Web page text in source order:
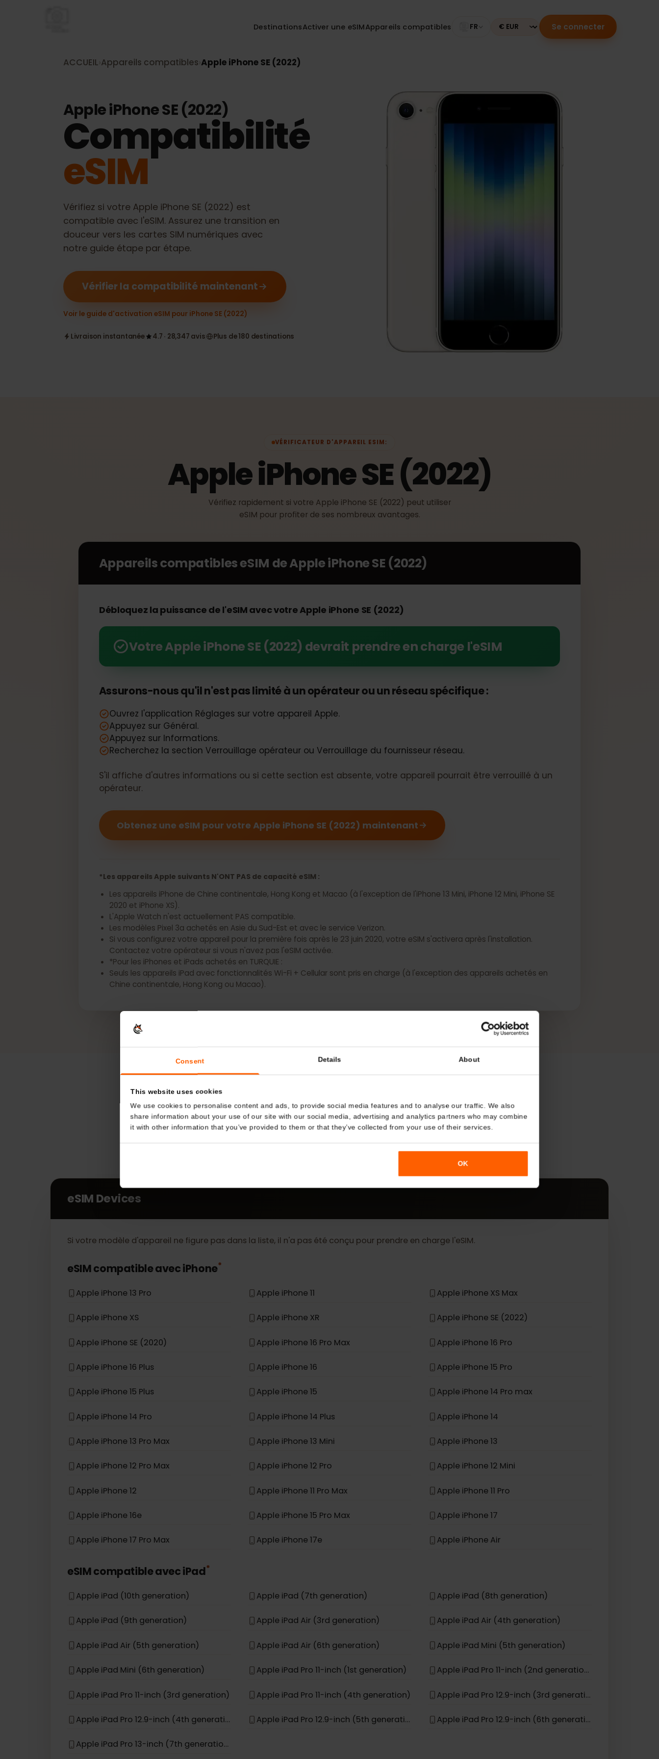
Consent Details About
We use cookies to personalise content and ads, to provide social media features and to analyse our traffic. We also
share information about your use of our site with our social media, advertising and analytics partners who may combine
it with other information that you’ve provided to them or that they’ve collected from your use of their services.
DestinationsActiver une eSIMAppareils compatibles FR Currency Se connecter
ACCUEIL›Appareils compatibles›Apple iPhone SE (2022)
Apple iPhone SE (2022)
Compatibilité
eSIM
Vérifiez si votre Apple iPhone SE (2022)est
compatible avec l'eSIM. Assurez une transition en
douceur vers les cartes SIM numériques avec
Vérifier la compatibilité maintenant
VÉRIFICATEUR D'APPAREIL ESIM:
Apple iPhone SE (2022)
eSIM pour profiter de ses nombreux avantages.
Débloquez la puissance de l'eSIM avec votre Apple iPhone SE (2022)
Assurons-nous qu'il n'est pas limité à un opérateur ou un réseau spécifique :
Ouvrez l'application Réglages sur votre appareil Apple.
Appuyez sur Informations.
Recherchez la section Verrouillage opérateur ou Verrouillage du fournisseur réseau.
S'il affiche d'autres informations ou si cette section est absente, votre appareil pourrait être verrouillé à un
opérateur.
*Les appareils Apple suivants N'ONT PAS de capacité eSIM :
Les appareils iPhone de Chine continentale, Hong Kong et Macao (à l'exception de l'iPhone 13 Mini, iPhone 12 Mini, iPhone SE
2020 et iPhone XS).
L'Apple Watch n'est actuellement PAS compatible.
Les modèles Pixel 3a achetés en Asie du Sud-Est et avec le service Verizon.
Si vous configurez votre appareil pour la première fois après le 23 juin 2020, votre eSIM s'activera après l'installation.
*Pour les iPhones et iPads achetés en TURQUIE :
Seuls les appareils iPad avec fonctionnalités Wi-Fi + Cellular sont pris en charge (à l'exception des appareils achetés en
Chine continentale, Hong Kong ou Macao).
eSIM Devices
Our eSIM cards also work with the following devices.
eSIM Devices
eSIM compatible avec
Apple iPhone 13 Pro Apple iPhone 11 Apple iPhone XS Max
Apple iPhone XS Apple iPhone XR Apple iPhone SE (2022)
Apple iPhone SE (2020) Apple iPhone 16 Pro Max Apple iPhone 16 Pro
Apple iPhone 16 Plus Apple iPhone 16 Apple iPhone 15 Pro
Apple iPhone 15 Plus Apple iPhone 15 Apple iPhone 14 Pro max
Apple iPhone 14 Pro Apple iPhone 14 Plus Apple iPhone 14
Apple iPhone 13 Pro Max Apple iPhone 13 Mini Apple iPhone 13
Apple iPhone 12 Pro Max Apple iPhone 12 Pro Apple iPhone 12 Mini
Apple iPhone 12
Apple iPhone 16e Apple iPhone 15 Pro Max Apple iPhone 17
Apple iPhone 17 Pro Max Apple iPhone 17e Apple iPhone Air
eSIM compatible avec iPad